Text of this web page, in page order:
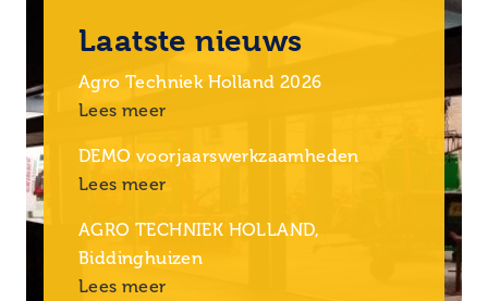
Laatste nieuws
Agro Techniek Holland 2026
Lees meer
DEMO voorjaarswerkzaamheden
Lees meer
AGRO TECHNIEK HOLLAND,
Biddinghuizen
Lees meer